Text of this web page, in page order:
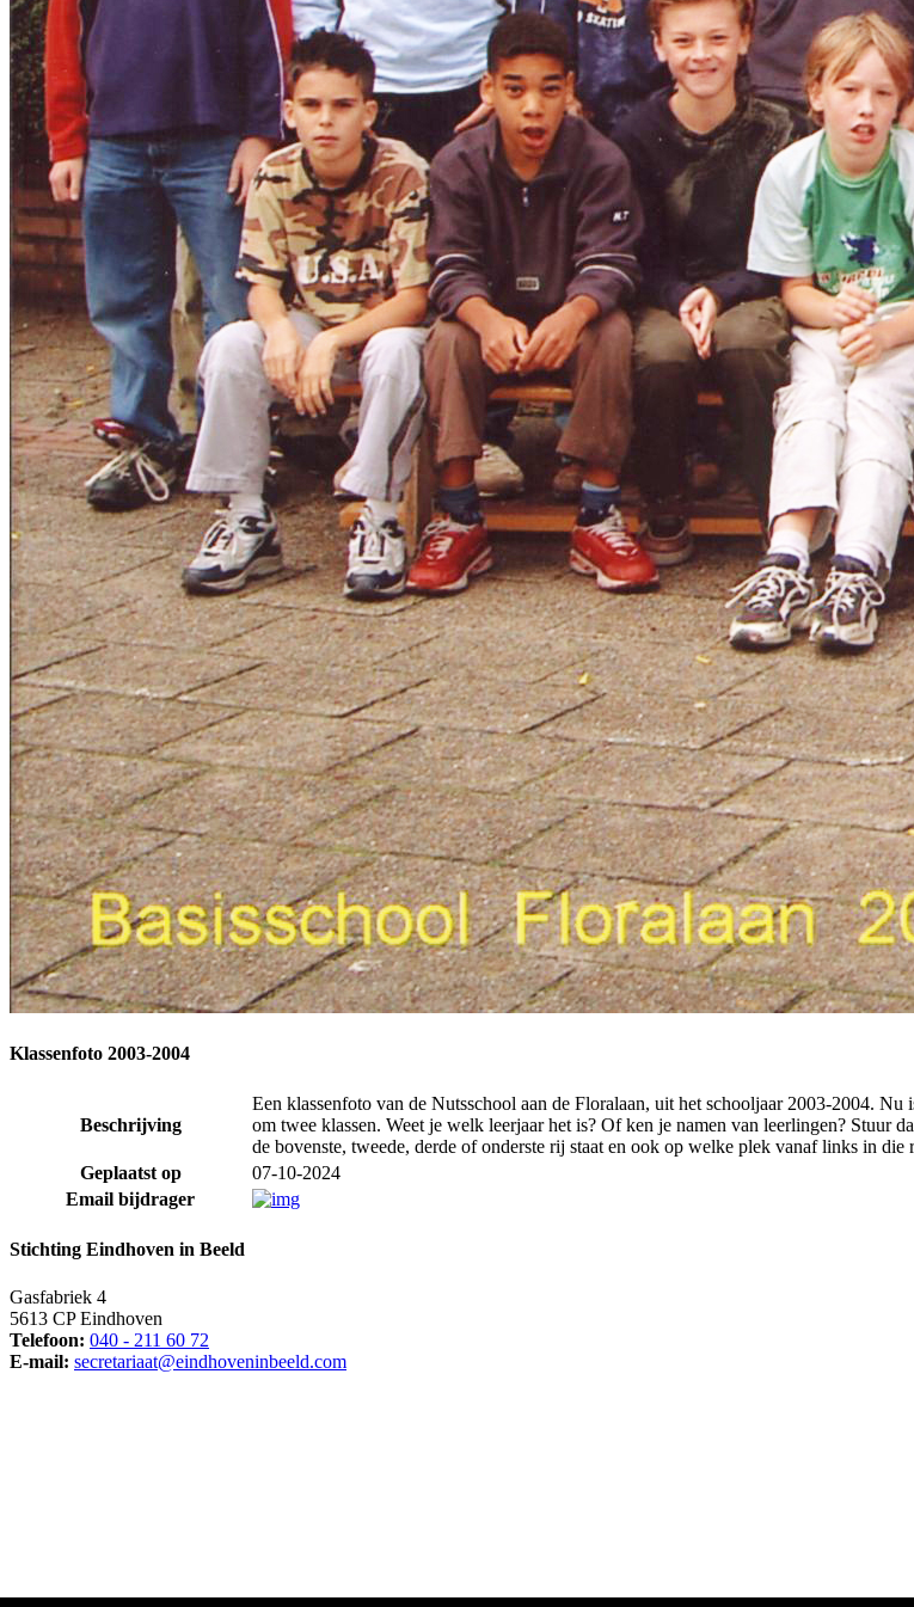
Klassenfoto 2003-2004
Beschrijving
Een klassenfoto van de Nutsschool aan de Floralaan, uit het schooljaar 2003-2004.
om twee klassen. Weet je welk leerjaar het is? Of ken je namen van leerlingen? Stuur
de bovenste, tweede, derde of onderste rij staat en ook op welke plek vanaf links in die
Geplaatst op
07-10-2024
Email bijdrager
Stichting Eindhoven in Beeld
Gasfabriek 4
5613 CP Eindhoven
Telefoon: 040 - 211 60 72
E-mail: secretariaat@eindhoveninbeeld.com